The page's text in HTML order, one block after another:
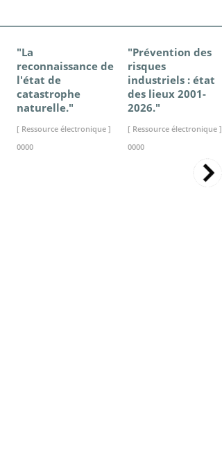
"La
reconnaissance de
l'état de
catastrophe
naturelle."
[ Ressource électronique ]
0000
"Prévention des
risques
industriels : état
des lieux 2001-
2026."
[ Ressource électronique ]
0000